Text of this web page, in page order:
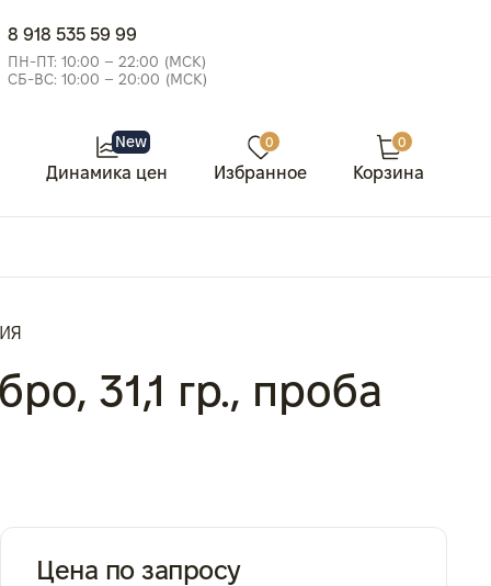
8 918 535 59 99
ПН-ПТ: 10:00 – 22:00 (МСК)
СБ-ВС: 10:00 – 20:00 (МСК)
New
Динамика цен
0
Избранное
0
Корзина
31,1 гр., проба
Цена по запросу